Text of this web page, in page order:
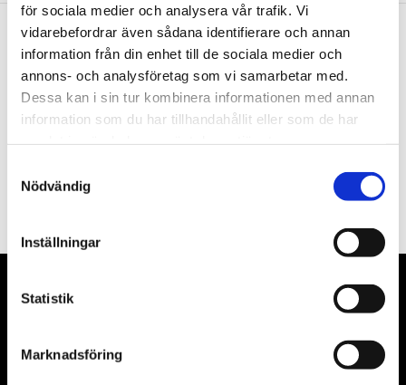
för sociala medier och analysera vår trafik. Vi
vidarebefordrar även sådana identifierare och annan
information från din enhet till de sociala medier och
annons- och analysföretag som vi samarbetar med.
Dessa kan i sin tur kombinera informationen med annan
information som du har tillhandahållit eller som de har
Nödvändig
Inställningar
Statistik
Marknadsföring
Nyhetsbrev
integritetspolicy.
VÅRA LEVERANTÖRER
Våra främsta leverantörer är KS Tools verktyg, ATH billyftar
& däckmaskiner och Master luftmaskiner. Kontakta oss